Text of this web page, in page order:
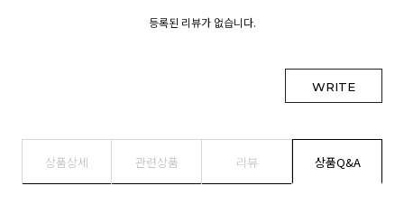
등록된 리뷰가 없습니다.
WRITE
상품상세 관련상품 리뷰 상품Q&A